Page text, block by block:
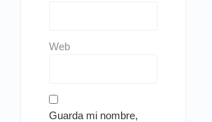
Web
Guarda mi nombre,